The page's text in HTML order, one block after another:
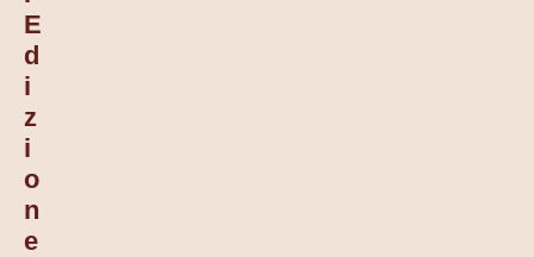
E
D
I
Z
I
O
N
E